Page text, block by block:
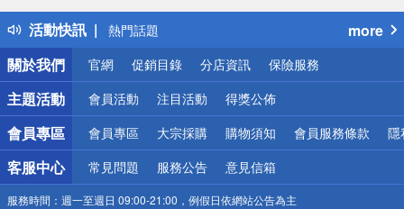
活動快訊
得獎公告
熱門話題
銀行優惠
偏遠地區配送
詐騙網頁！請小心！
more
關於我們
官網 促銷目錄 分店資訊 保險服務
主題活動 會員活動 注目活動 得獎公佈
會員專區 會員專區 大宗採購 購物須知 會員服務條款 隱
客服中心 常見問題 服務公告 意見信箱
服務時間： 週一至週日 09:00-21:00，例假日依網站公告為主